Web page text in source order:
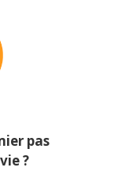
pas
?